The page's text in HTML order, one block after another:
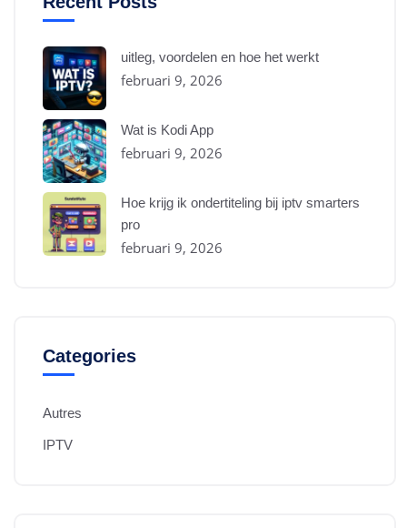
uitleg, voordelen en hoe het werkt
februari 9, 2026
Wat is Kodi App
februari 9, 2026
Hoe krijg ik ondertiteling bij iptv smarters
pro
februari 9, 2026
Categories
Autres
IPTV